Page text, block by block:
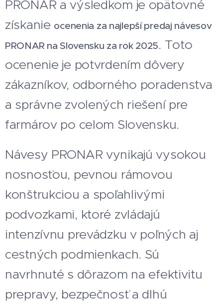
PRONAR a výsledkom je opätovné
získanie ocenenia za najlepší predaj návesov
PRONAR na Slovensku za rok 2025. Toto
ocenenie je potvrdením dôvery
zákazníkov, odborného poradenstva
a správne zvolených riešení pre
farmárov po celom Slovensku.
Návesy PRONAR vynikajú vysokou
nosnosťou, pevnou rámovou
konštrukciou a spoľahlivými
podvozkami, ktoré zvládajú
intenzívnu prevádzku v poľných aj
cestných podmienkach. Sú
navrhnuté s dôrazom na efektivitu
prepravy, bezpečnosť a dlhú